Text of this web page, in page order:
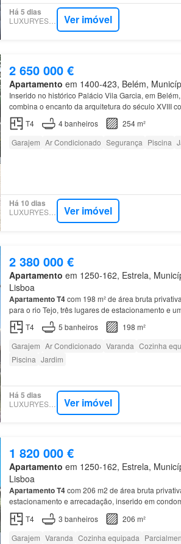
Há 5 dias
LUXURYESTATE Ver imóvel
2 650 000 €
Apartamento em 1400-423, Belém,
Inserido no histórico Palácio Vila Garcia, em
combina o encanto da arquitetura do século XVIII
jardim,
piscina e serviço de portaria durante os dia…
T4 4banheiros
254 m²
Garajem Ar Condicionado Segurança Piscina
Há 10 dias
LUXURYESTATE Ver imóvel
2 380 000 €
Apartamento em 1250-162, Estrela,
Lisboa
ApartamentoT4com 198 m² de área bruta
para o rio Tejo, três lugares de estacionamento e
condomínio Real Calçada, com jardim e
T4 5 banheiros
198 m²
Garajem Ar Condicionado Varanda Cozinha
Piscina Jardim
Há 5 dias
LUXURYESTATE Ver imóvel
1 820 000 €
Apartamento em 1250-162, Estrela,
Lisboa
ApartamentoT4com 206 m2 de área bruta
estacionamento e arrecadação, inserido em
Estrela, em
Lisboa
T4 3 banheiros
206 m²
Garajem Varanda Cozinha equipada